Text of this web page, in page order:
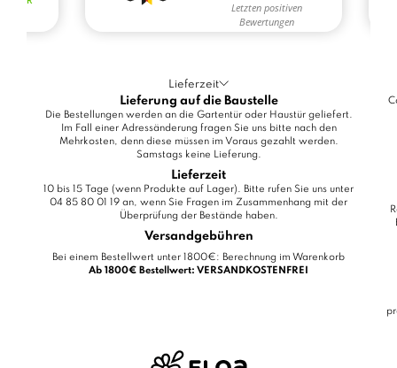
Lieferzeit
Lieferung auf die Baustelle
Die Bestellungen werden an die Gartentür oder Haustür geliefert.
Im Fall einer Adressänderung fragen Sie uns bitte nach den
Mehrkosten, denn diese müssen im Voraus gezahlt werden.
Samstags keine Lieferung.
Lieferzeit
10 bis 15 Tage (wenn Produkte auf Lager). Bitte rufen Sie uns unter
04 85 80 01 19 an, wenn Sie Fragen im Zusammenhang mit der
Überprüfung der Bestände haben.
Versandgebühren
Bei einem Bestellwert unter 1800€: Berechnung im Warenkorb
Ab 1800€ Bestellwert: VERSANDKOSTENFREI